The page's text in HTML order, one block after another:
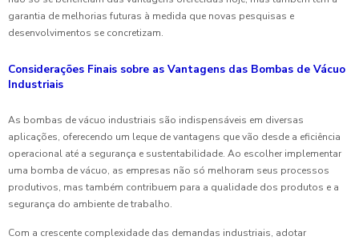
garantia de melhorias futuras à medida que novas pesquisas e
desenvolvimentos se concretizam.
Considerações Finais sobre as Vantagens das Bombas de Vácuo
Industriais
As bombas de vácuo industriais são indispensáveis em diversas
aplicações, oferecendo um leque de vantagens que vão desde a eficiência
operacional até a segurança e sustentabilidade. Ao escolher implementar
uma bomba de vácuo, as empresas não só melhoram seus processos
produtivos, mas também contribuem para a qualidade dos produtos e a
segurança do ambiente de trabalho.
Com a crescente complexidade das demandas industriais, adotar